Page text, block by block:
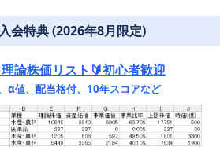
会特典 (2026年8月限定)
論株価リスト🔰初心者歓迎
α値、配当格付、10年スコアなど